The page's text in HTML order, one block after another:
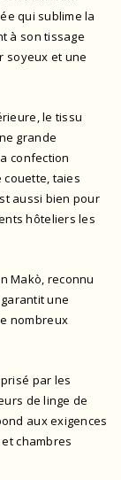
qui sublime la
à son tissage
soyeux et une
le tissu
grande
confection
couette, taies
aussi bien pour
hôteliers les
Makò, reconnu
une
nombreux
par les
de linge de
aux exigences
chambres